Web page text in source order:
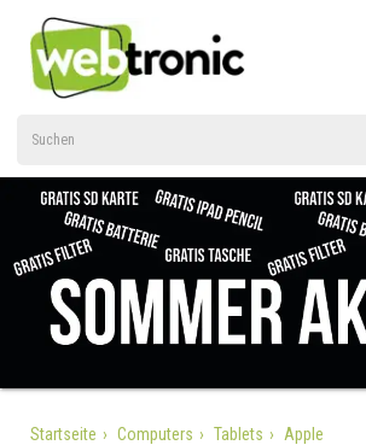
Startseite Computers Tablets Apple